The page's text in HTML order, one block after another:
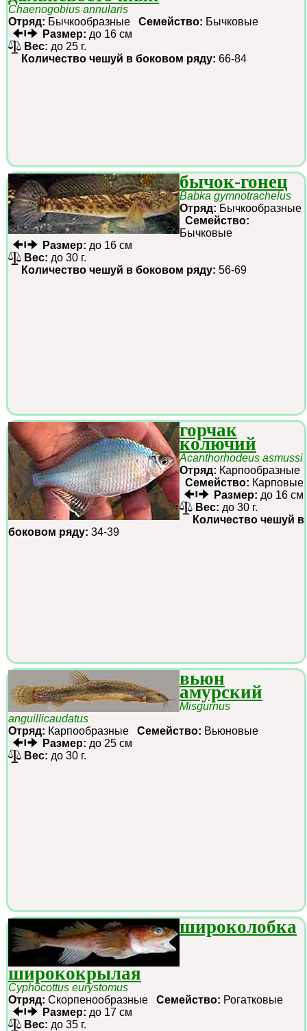
Chaenogobius annularis
Отряд: Бычкообразные Семейство: Бычковые
Размер: до 16 см
Вес: до 25 г.
Количество чешуй в боковом ряду: 66-84
бычок-гонец
Babka gymnotrachelus
Отряд: Бычкообразные
Семейство:
Бычковые
Размер: до 16 см
Вес: до 30 г.
Количество чешуй в боковом ряду: 56-69
горчак
колючий
Acanthorhodeus asmussi
Отряд: Карпообразные
Семейство: Карповые
Размер: до 16 см
Вес: до 30 г.
Количество чешуй в
боковом ряду: 34-39
вьюн
амурский
Misgurnus
anguillicaudatus
Отряд: Карпообразные Семейство: Вьюновые
Размер: до 25 см
Вес: до 30 г.
широколобка
ширококрылая
Cyphocottus eurystomus
Отряд: Скорпенообразные Семейство: Рогатковые
Размер: до 17 см
Вес: до 35 г.